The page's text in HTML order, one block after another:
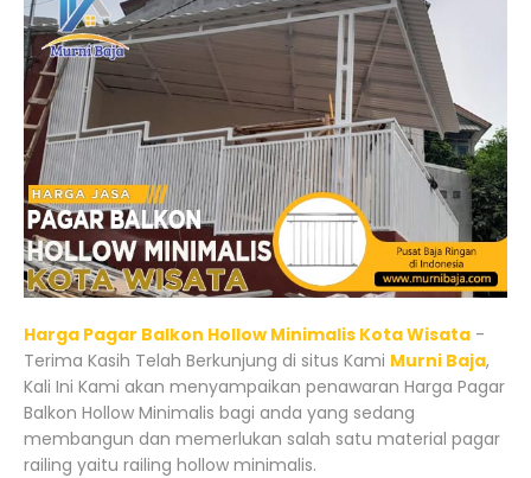
Harga Pagar Balkon Hollow Minimalis Kota Wisata -
Terima Kasih Telah Berkunjung di situs Kami Murni Baja,
Kali Ini Kami akan menyampaikan penawaran Harga Pagar
Balkon Hollow Minimalis bagi anda yang sedang
membangun dan memerlukan salah satu material pagar
railing yaitu railing hollow minimalis.